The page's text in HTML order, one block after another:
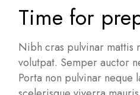
Time for
Nibh cras pulvinar mattis
volutpat. Semper auctor
Porta non pulvinar neque